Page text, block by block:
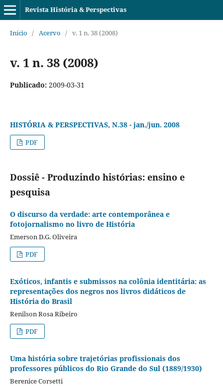
Revista História & Perspectivas
Início / Acervo / v. 1 n. 38 (2008)
v. 1 n. 38 (2008)
Publicado: 2009-03-31
HISTÓRIA & PERSPECTIVAS, N.38 - jan./jun. 2008
PDF
Dossiê - Produzindo histórias: ensino e
pesquisa
O discurso da verdade: arte contemporânea e
fotojornalismo no livro de História
Emerson D.G. Oliveira
PDF
Exóticos, infantis e submissos na colônia identitária: as
representações dos negros nos livros didáticos de
História do Brasil
Renilson Rosa Ribeiro
PDF
Uma história sobre trajetórias profissionais dos
professores públicos do Rio Grande do Sul (1889/1930)
Berenice Corsetti